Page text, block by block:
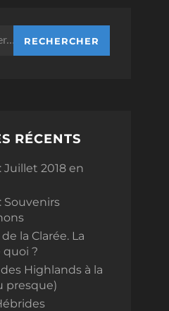
RÉCENTS
Juillet 2018 en
Souvenirs
la Clarée. La
quoi ?
des Highlands à la
presque)